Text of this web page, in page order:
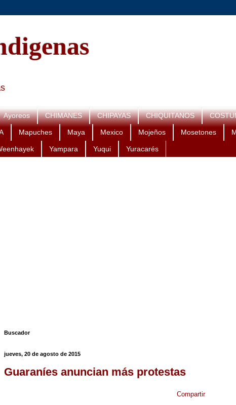
Ayoreos CHIMANES CHIPAYAS CHIQUITANOS
Mapuches Maya Mexico Mojeños Mosetones
Yampara Yuqui Yuracarés
Buscador
jueves, 20 de agosto de 2015
Guaraníes anuncian más protestas
Compartir